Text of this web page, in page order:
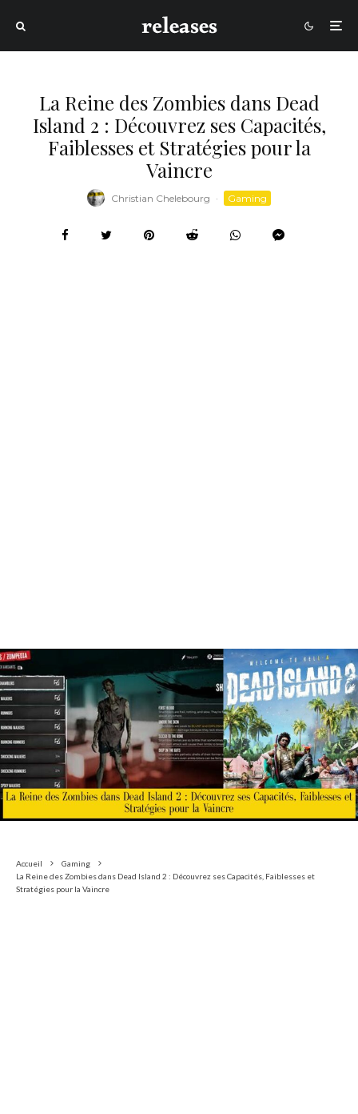
La Reine des Zombies dans Dead
Island 2 : Découvrez ses Capacités,
Faiblesses et Stratégies pour la
Vaincre
Christian Chelebourg · Gaming
Accueil
Gaming
La Reine des Zombies dans Dead Island 2 : Découvrez ses Capacités, Faiblesses et
Stratégies pour la Vaincre